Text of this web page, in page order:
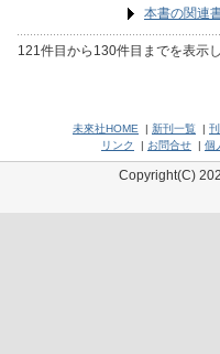
本書の関連
121件目から130件目までを表示
未來社HOME | 新刊一覧 |
リンク
| お問合せ | 個
Copyright(C)